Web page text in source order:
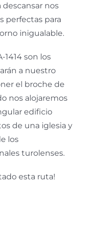
descansar nos
perfectas para
inigualable.
1414 son los
a nuestro
el broche de
nos alojaremos
edificio
de una iglesia y
los
turolenses.
esta ruta!